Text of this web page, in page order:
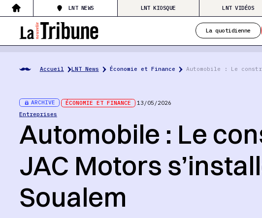
LNT NEWS LNT KIOSQUE LNT VIDÉOS
La quotidienne
Accueil LNT News Économie et Finance Automobile : Le
ARCHIVE ÉCONOMIE ET FINANCE
13/05/2026
Entreprises
Automobile : Le
JAC Motors
Soualem